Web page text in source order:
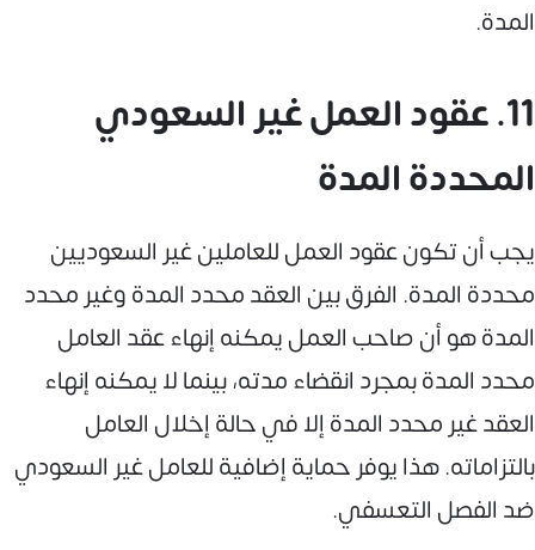
المدة.
11. عقود العمل غير السعودي
المحددة المدة
يجب أن تكون عقود العمل للعاملين غير السعوديين
محددة المدة. الفرق بين العقد محدد المدة وغير محدد
المدة هو أن صاحب العمل يمكنه إنهاء عقد العامل
محدد المدة بمجرد انقضاء مدته، بينما لا يمكنه إنهاء
العقد غير محدد المدة إلا في حالة إخلال العامل
بالتزاماته. هذا يوفر حماية إضافية للعامل غير السعودي
ضد الفصل التعسفي.